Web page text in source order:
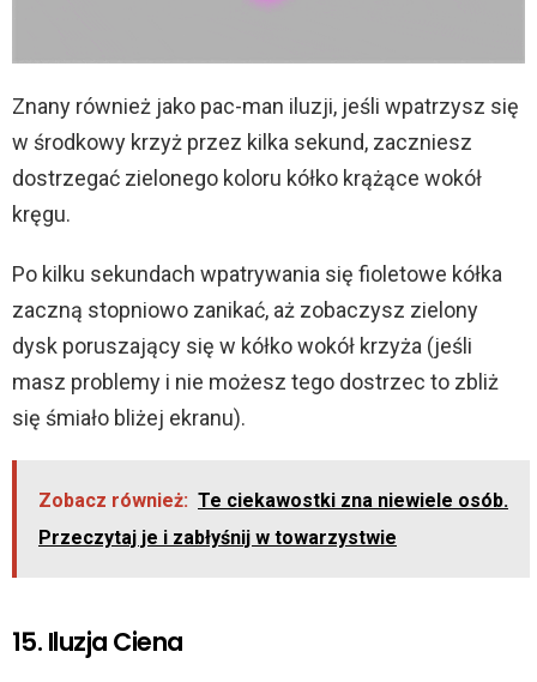
Znany również jako pac-man iluzji, jeśli wpatrzysz się
w środkowy krzyż przez kilka sekund, zaczniesz
dostrzegać zielonego koloru kółko krążące wokół
kręgu.
Po kilku sekundach wpatrywania się fioletowe kółka
zaczną stopniowo zanikać, aż zobaczysz zielony
dysk poruszający się w kółko wokół krzyża (jeśli
masz problemy i nie możesz tego dostrzec to zbliż
się śmiało bliżej ekranu).
Zobacz również: Te ciekawostki zna niewiele osób.
Przeczytaj je i zabłyśnij w towarzystwie
15. Iluzja Ciena